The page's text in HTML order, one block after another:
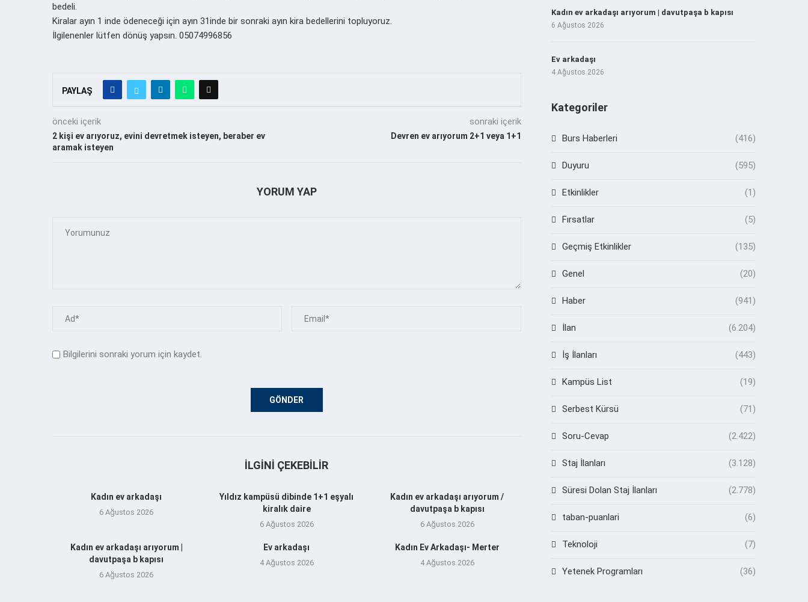
bedeli.
Kiralar ayın 1 inde ödeneceği için ayın 31inde bir sonraki ayın kira bedellerini topluyoruz.
İlgilenenler lütfen dönüş yapsın. 05074996856
PAYLAŞ
önceki içerik
2 kişi ev arıyoruz, evini devretmek isteyen, beraber ev
aramak isteyen
sonraki içerik
Devren ev arıyorum 2+1 veya 1+1
YORUM YAP
Bilgilerini sonraki yorum için kaydet.
İLGINI ÇEKEBILIR
Kadın ev arkadaşı
6 Ağustos 2026
Yıldız kampüsü dibinde 1+1 eşyalı
kiralık daire
6 Ağustos 2026
Kadın ev arkadaşı arıyorum /
davutpaşa b kapısı
6 Ağustos 2026
Kadın ev arkadaşı arıyorum |
davutpaşa b kapısı
6 Ağustos 2026
Ev arkadaşı
4 Ağustos 2026
Kadın Ev Arkadaşı- Merter
4 Ağustos 2026
Kadın ev arkadaşı arıyorum | davutpaşa b kapısı
6 Ağustos 2026
Ev arkadaşı
4 Ağustos 2026
Kategoriler
Burs Haberleri (416)
Duyuru (595)
Etkinlikler (1)
Fırsatlar (5)
Geçmiş Etkinlikler (135)
Genel (20)
Haber (941)
İlan (6.204)
İş İlanları (443)
Kampüs List (19)
Serbest Kürsü (71)
Soru-Cevap (2.422)
Staj İlanları (3.128)
Süresi Dolan Staj İlanları (2.778)
taban-puanlari (6)
Teknoloji (7)
Yetenek Programları (36)